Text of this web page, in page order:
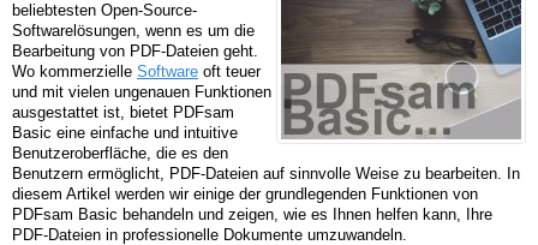
beliebtesten Open-Source-
Softwarelösungen, wenn es um die
Bearbeitung von PDF-Dateien geht.
Wo kommerzielle Software oft teuer
und mit vielen ungenauen Funktionen
ausgestattet ist, bietet PDFsam
Basic eine einfache und intuitive
Benutzeroberfläche, die es den
Benutzern ermöglicht, PDF-Dateien auf sinnvolle Weise zu bearbeiten. In
diesem Artikel werden wir einige der grundlegenden Funktionen von
PDFsam Basic behandeln und zeigen, wie es Ihnen helfen kann, Ihre
PDF-Dateien in professionelle Dokumente umzuwandeln.